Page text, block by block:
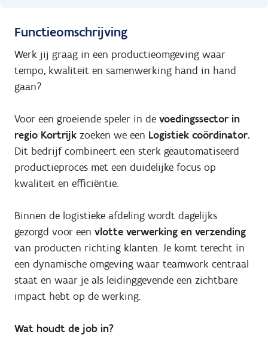
Functieomschrijving
Werk jij graag in een productieomgeving waar
tempo, kwaliteit en samenwerking hand in hand
gaan?
Voor een groeiende speler in de voedingssector in
regio Kortrijk zoeken we een Logistiek coördinator.
Dit bedrijf combineert een sterk geautomatiseerd
productieproces met een duidelijke focus op
kwaliteit en efficiëntie.
Binnen de logistieke afdeling wordt dagelijks
gezorgd voor een vlotte verwerking en verzending
van producten richting klanten. Je komt terecht in
een dynamische omgeving waar teamwork centraal
staat en waar je als leidinggevende een zichtbare
impact hebt op de werking.
Wat houdt de job in?